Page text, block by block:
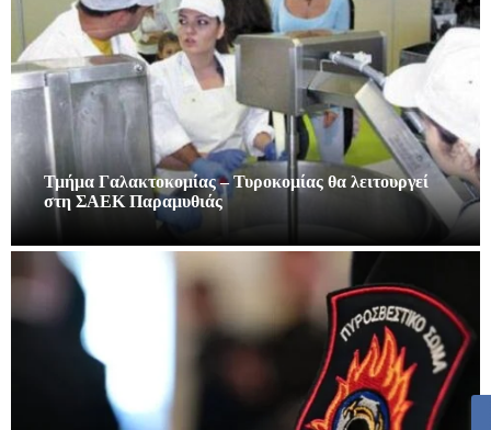
Τμήμα Γαλακτοκομίας – Τυροκομίας θα λειτουργεί
στη ΣΑΕΚ Παραμυθιάς